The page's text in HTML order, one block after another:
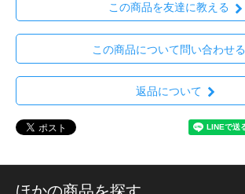
この商品を友達に教える
この商品について問い合わせる
返品について